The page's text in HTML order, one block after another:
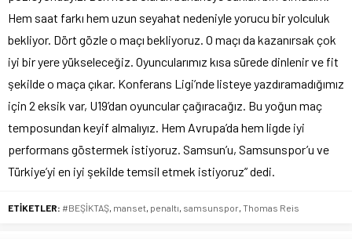
Hem saat farkı hem uzun seyahat nedeniyle yorucu bir yolculuk
bekliyor. Dört gözle o maçı bekliyoruz. O maçı da kazanırsak çok
iyi bir yere yükseleceğiz. Oyuncularımız kısa sürede dinlenir ve fit
şekilde o maça çıkar. Konferans Ligi’nde listeye yazdıramadığımız
için 2 eksik var, U19’dan oyuncular çağıracağız. Bu yoğun maç
temposundan keyif almalıyız. Hem Avrupa’da hem ligde iyi
performans göstermek istiyoruz. Samsun’u, Samsunspor’u ve
Türkiye’yi en iyi şekilde temsil etmek istiyoruz” dedi.
ETİKETLER: #BEŞİKTAŞ, manset, penaltı, samsunspor, Thomas Reis